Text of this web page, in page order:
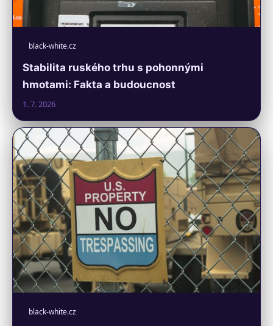
black-white.cz
Stabilita ruského trhu s pohonnými
hmotami: Fakta a budoucnost
1. 7. 2026
black-white.cz